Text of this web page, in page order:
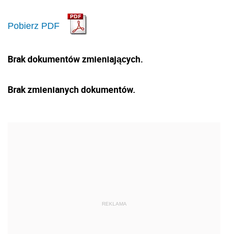
Pobierz PDF
Brak dokumentów zmieniających.
Brak zmienianych dokumentów.